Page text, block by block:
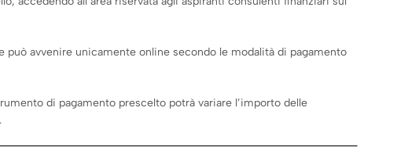
può avvenire unicamente online secondo le modalità di pagamento
di pagamento prescelto potrà variare l’importo delle